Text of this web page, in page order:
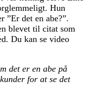
Hun
”Er det en abe?”.
blevet til citat som
Du kan se video
det er en abe på
for at se det